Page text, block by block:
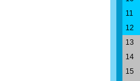
11
12
13
14
15